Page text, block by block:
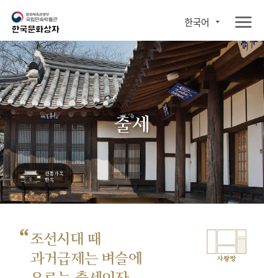
한국어
출세
“조선시대 때
과거급제는 벼슬에
사랑방